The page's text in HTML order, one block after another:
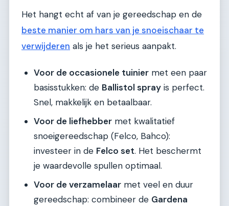
Het hangt echt af van je gereedschap en de
beste manier om hars van je snoeischaar te
verwijderen als je het serieus aanpakt.
Voor de occasionele tuinier met een paar
basisstukken: de Ballistol spray is perfect.
Snel, makkelijk en betaalbaar.
Voor de liefhebber met kwalitatief
snoeigereedschap (Felco, Bahco):
investeer in de Felco set. Het beschermt
je waardevolle spullen optimaal.
Voor de verzamelaar met veel en duur
gereedschap: combineer de Gardena